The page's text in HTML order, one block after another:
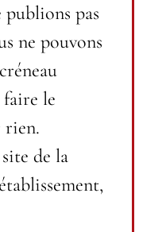
publions pas
ne pouvons
le
rien.
de la